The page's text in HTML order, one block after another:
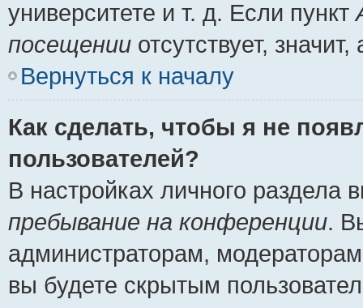
университете и т. д. Если пункт
посещении отсутствует,
Вернуться к началу
Как сделать, чтобы я не
пользователей?
В настройках личного
пребывание на конференции.
администраторам,
вы будете скрытым